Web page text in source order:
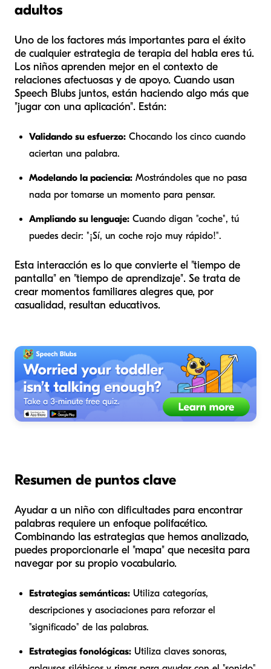
adultos
Uno de los factores más importantes para el éxito
de cualquier estrategia de terapia del habla eres tú.
Los niños aprenden mejor en el contexto de
relaciones afectuosas y de apoyo. Cuando usan
Speech Blubs juntos, están haciendo algo más que
"jugar con una aplicación". Están:
Validando su esfuerzo: Chocando los cinco cuando
aciertan una palabra.
Modelando la paciencia: Mostrándoles que no pasa
nada por tomarse un momento para pensar.
Ampliando su lenguaje: Cuando digan "coche", tú
puedes decir: "¡Sí, un coche rojo muy rápido!".
Esta interacción es lo que convierte el "tiempo de
pantalla" en "tiempo de aprendizaje". Se trata de
crear momentos familiares alegres que, por
casualidad, resultan educativos.
Resumen de puntos clave
Ayudar a un niño con dificultades para encontrar
palabras requiere un enfoque polifacético.
Combinando las estrategias que hemos analizado,
puedes proporcionarle el "mapa" que necesita para
navegar por su propio vocabulario.
Estrategias semánticas: Utiliza categorías,
descripciones y asociaciones para reforzar el
"significado" de las palabras.
Estrategias fonológicas: Utiliza claves sonoras,